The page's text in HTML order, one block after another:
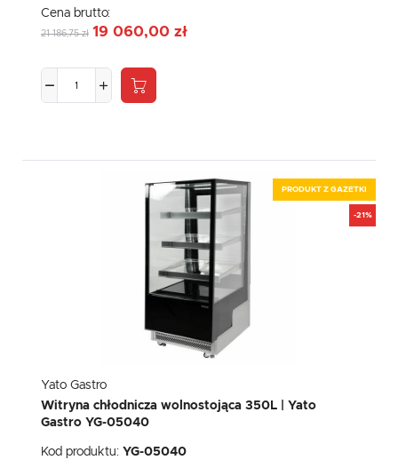
Cena brutto:
21 186,75 zł 19 060,00 zł
PRODUKT Z GAZETKI
-21%
Yato Gastro
Witryna chłodnicza wolnostojąca 350L | Yato
Gastro YG-05040
Kod produktu: YG-05040